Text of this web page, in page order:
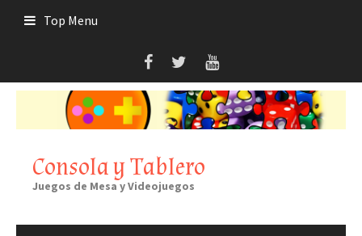
Top Menu
Consola y Tablero
Juegos de Mesa y Videojuegos